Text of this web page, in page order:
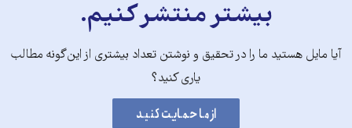
بیشتر منتشر کنیم.
آیا مایل هستید ما را در تحقیق و نوشتن تعداد بیشتری از این‌گونه مطالب
یاری کنید؟